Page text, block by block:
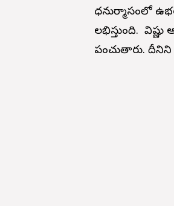
ధనుర్మాసంలో
లభిస్తుంది.
పంచుతారు.